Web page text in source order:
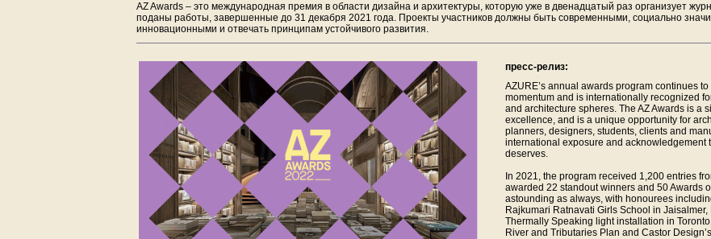
AZ Awards – это международная премия в области дизайна и архитектуры, которую уже в двенадцатый раз организует
поданы работы, завершенные до 31 декабря 2021 года. Проекты участников должны быть современными, социально
инновационными и отвечать принципам устойчивого развития.
пресс-релиз:
AZURE’s annual awards program continues
momentum and is internationally recognized
and architecture spheres. The AZ Awards is a
excellence, and is a unique opportunity for
planners, designers, students, clients and
international exposure and acknowledgement
deserves.
In 2021, the program received 1,200 entries
awarded 22 standout winners and 50 Awards
astounding as always, with honourees
Rajkumari Ratnavati Girls School in Jaisalmer,
Thermally Speaking light installation in
River and Tributaries Plan and Castor